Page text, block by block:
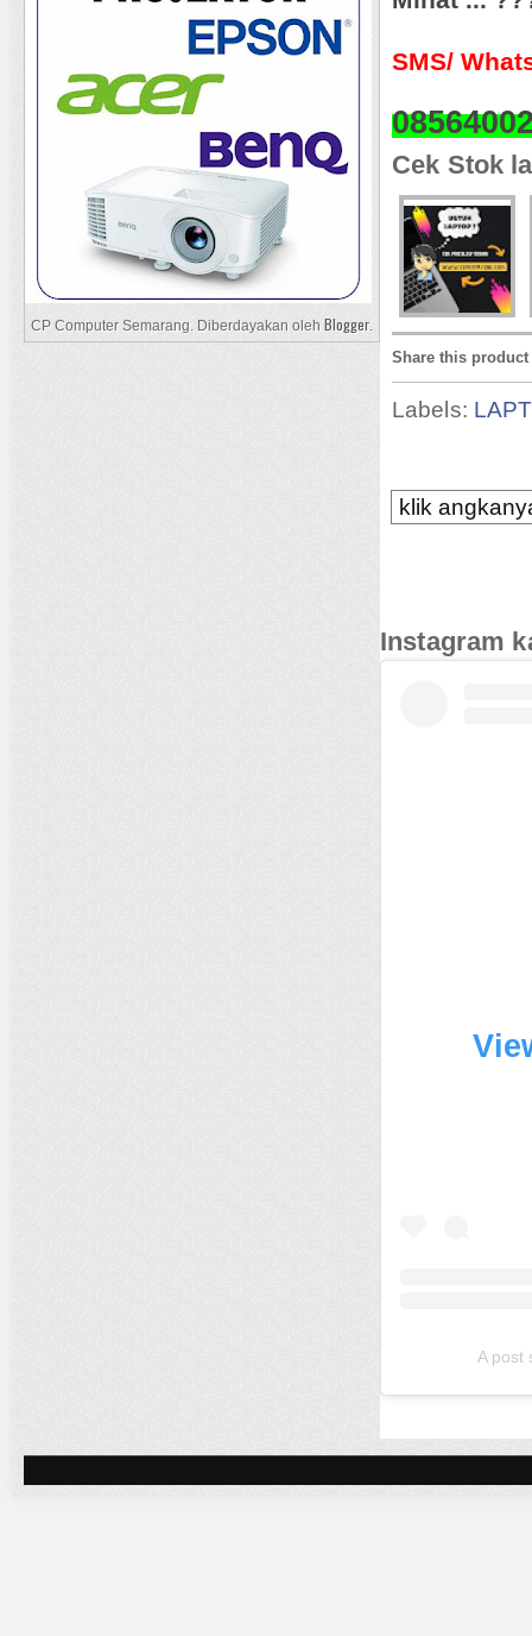
SMS/
Cek Stok
Share this product
Labels:
klik
Instagram
A post
CP Computer Semarang. Diberdayakan oleh Blogger.